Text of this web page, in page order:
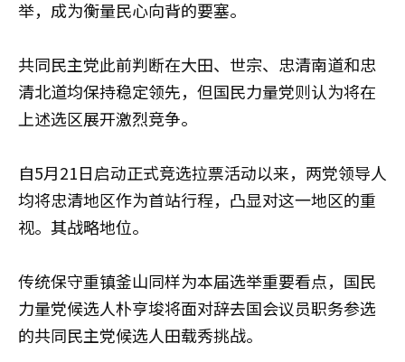
举，成为衡量民心向背的要塞。
共同民主党此前判断在大田、世宗、忠清南道和忠
清北道均保持稳定领先，但国民力量党则认为将在
上述选区展开激烈竞争。
自5月21日启动正式竞选拉票活动以来，两党领导人
均将忠清地区作为首站行程，凸显对这一地区的重
视。其战略地位。
传统保守重镇釜山同样为本届选举重要看点，国民
力量党候选人朴亨埈将面对辞去国会议员职务参选
的共同民主党候选人田载秀挑战。